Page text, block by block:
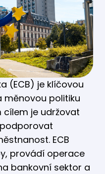
(ECB) je klíčovou
měnovou politiku
cílem je udržovat
ECB
provádí operace
bankovní sektor a